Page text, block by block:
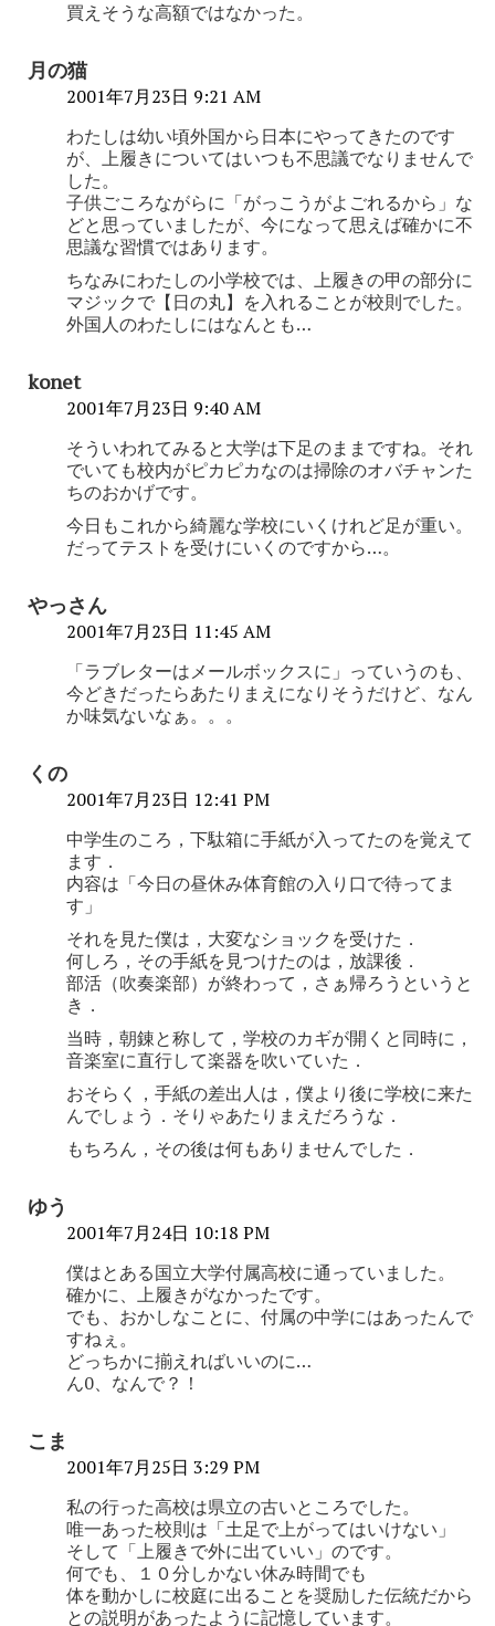
買えそうな高額ではなかった。
月の猫
2001年7月23日 9:21 AM
わたしは幼い頃外国から日本にやってきたのです
が、上履きについてはいつも不思議でなりませんで
した。
子供ごころながらに「がっこうがよごれるから」な
どと思っていましたが、今になって思えば確かに不
思議な習慣ではあります。
ちなみにわたしの小学校では、上履きの甲の部分に
マジックで【日の丸】を入れることが校則でした。
外国人のわたしにはなんとも…
konet
2001年7月23日 9:40 AM
そういわれてみると大学は下足のままですね。それ
でいても校内がピカピカなのは掃除のオバチャンた
ちのおかげです。
今日もこれから綺麗な学校にいくけれど足が重い。
だってテストを受けにいくのですから…。
やっさん
2001年7月23日 11:45 AM
「ラブレターはメールボックスに」っていうのも、
今どきだったらあたりまえになりそうだけど、なん
か味気ないなぁ。。。
くの
2001年7月23日 12:41 PM
中学生のころ，下駄箱に手紙が入ってたのを覚えて
ます．
内容は「今日の昼休み体育館の入り口で待ってま
す」
それを見た僕は，大変なショックを受けた．
何しろ，その手紙を見つけたのは，放課後．
部活（吹奏楽部）が終わって，さぁ帰ろうというと
き．
当時，朝錬と称して，学校のカギが開くと同時に，
音楽室に直行して楽器を吹いていた．
おそらく，手紙の差出人は，僕より後に学校に来た
んでしょう．そりゃあたりまえだろうな．
もちろん，その後は何もありませんでした．
ゆう
2001年7月24日 10:18 PM
僕はとある国立大学付属高校に通っていました。
確かに、上履きがなかったです。
でも、おかしなことに、付属の中学にはあったんで
すねぇ。
どっちかに揃えればいいのに…
ん0、なんで？！
こま
2001年7月25日 3:29 PM
私の行った高校は県立の古いところでした。
唯一あった校則は「土足で上がってはいけない」
そして「上履きで外に出ていい」のです。
何でも、１０分しかない休み時間でも
体を動かしに校庭に出ることを奨励した伝統だから
との説明があったように記憶しています。